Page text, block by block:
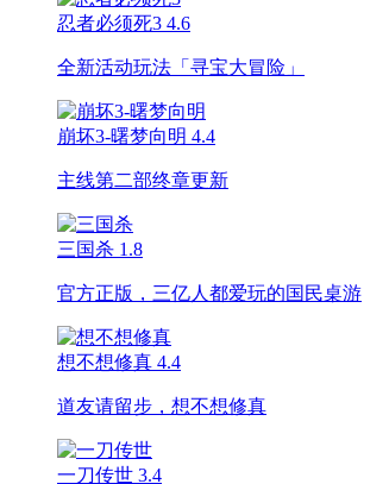
忍者必须死3 4.6
全新活动玩法「寻宝大冒险」
崩坏3-曙梦向明 4.4
主线第二部终章更新
三国杀 1.8
官方正版，三亿人都爱玩的国民桌游
想不想修真 4.4
道友请留步，想不想修真
一刀传世 3.4